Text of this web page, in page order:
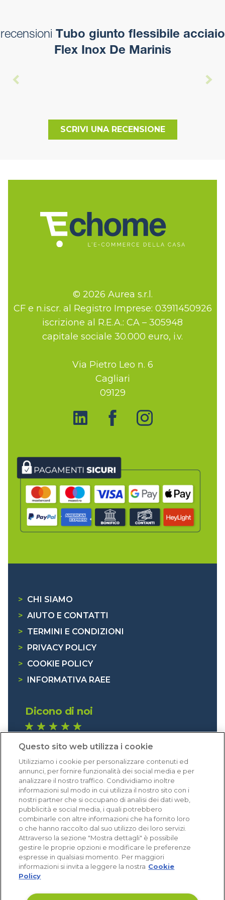
recensioni Tubo giunto flessibile acciaio
Flex Inox De Marinis
SCRIVI UNA RECENSIONE
© 2026 Aurea s.r.l.
CF e n.iscr. al Registro Imprese: 03911450926
iscrizione al R.E.A.: CA – 305948
capitale sociale 30.000 euro, i.v.
Via Pietro Leo n. 6
Cagliari
09129
> CHI SIAMO
> AIUTO E CONTATTI
> TERMINI E CONDIZIONI
>
PRIVACY POLICY
> COOKIE POLICY
>
INFORMATIVA RAEE
Dicono di noi
Eccellente (4,8)
Acquisti verificati
Questo sito web utilizza i cookie
Utilizziamo i cookie per personalizzare contenuti ed
annunci, per fornire funzionalità dei social media e per
analizzare il nostro traffico. Condividiamo inoltre
informazioni sul modo in cui utilizza il nostro sito con i
nostri partner che si occupano di analisi dei dati web,
pubblicità e social media, i quali potrebbero
combinarle con altre informazioni che ha fornito loro
o che hanno raccolto dal suo utilizzo dei loro servizi.
Attraverso la sezione "Mostra dettagli" è possibile
gestire le proprie opzioni e modificare le preferenze
espresse in qualsiasi momento. Per maggiori
informazioni si invita a leggere la nostra Cookie
Policy